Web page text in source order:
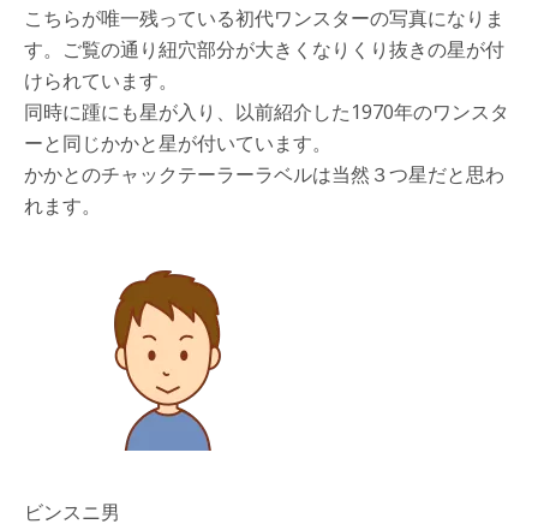
こちらが唯一残っている初代ワンスターの写真になりま
す。ご覧の通り紐穴部分が大きくなりくり抜きの星が付
けられています。
同時に踵にも星が入り、以前紹介した1970年のワンスタ
ーと同じかかと星が付いています。
かかとのチャックテーラーラベルは当然３つ星だと思わ
れます。
ビンスニ男